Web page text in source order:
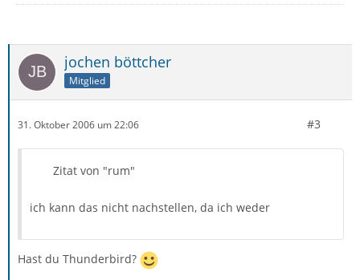
jochen böttcher
Mitglied
31. Oktober 2006 um 22:06 #3
Zitat von "rum"
ich kann das nicht nachstellen, da ich weder
Hast du Thunderbird?